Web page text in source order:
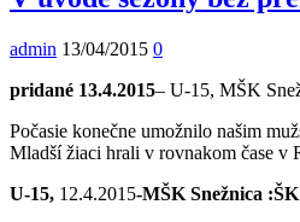
admin 13/04/2015 0
pridané 13.4.2015– U-15, MŠK
Počasie konečne umožnilo našim
Mladší žiaci hrali v rovnakom čase v
U-15, 12.4.2015-MŠK Snežnica